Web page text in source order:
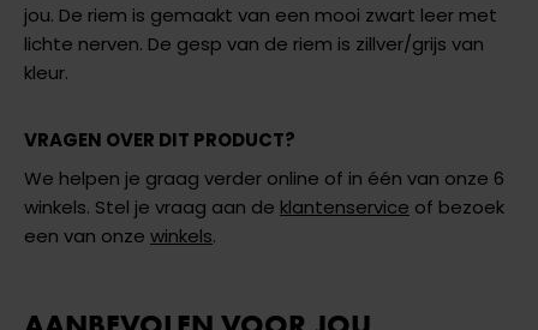
jou. De riem is gemaakt van een mooi zwart leer met
lichte nerven. De gesp van de riem is zillver/grijs van
kleur.
VRAGEN OVER DIT PRODUCT?
We helpen je graag verder online of in één van onze 6
winkels. Stel je vraag aan de klantenservice of bezoek
een van onze winkels.